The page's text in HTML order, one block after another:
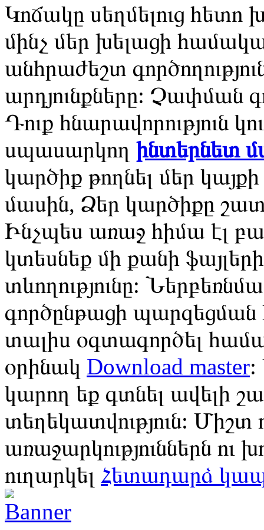
Կոճակը սեղմելուց հետո
մինչ մեր խելացի
անհրաժեշտ
արդյունքները: Չափման
Դուք հնարավորություն
սպասարկող ինտերնետ
կարծիք թողնել մեր
մասին, Ձեր կարծիքը
Ինչպես առաջ հիմա էլ
կտեսնեք մի քանի
տևողությունը:
գործընթացի պարզեցման
տալիս օգտագործել
օրինակ Download master:
կարող եք գտնել ավելի
տեղեկատվություն: Միշտ
առաջարկություններն ու
ուղարկել Հետադարձ